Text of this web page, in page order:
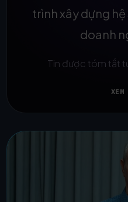
trình xây dựng hệ
doanh
Tin được tóm tắt
XEM